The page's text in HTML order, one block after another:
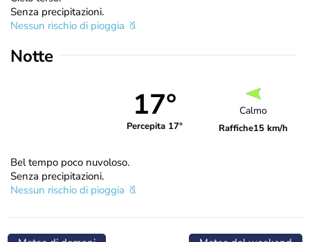
Senza precipitazioni.
Nessun rischio di pioggia
Notte
17°
Percepita 17°
Calmo
Raffiche15 km/h
Bel tempo poco nuvoloso.
Senza precipitazioni.
Nessun rischio di pioggia